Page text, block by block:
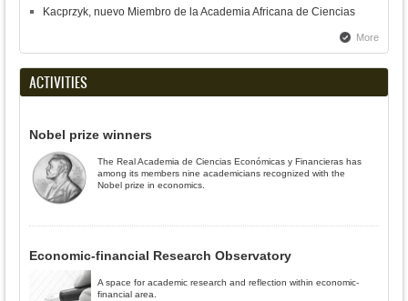
Kacprzyk, nuevo Miembro de la Academia Africana de Ciencias
More
ACTIVITIES
Nobel prize winners
The Real Academia de Ciencias Económicas y Financieras has
among its members nine academicians recognized with the
Nobel prize in economics.
Economic-financial Research Observatory
A space for academic research and reflection within economic-
financial area.